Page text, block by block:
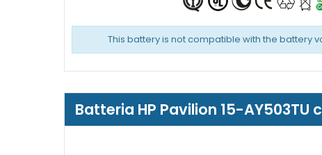
This battery is not compatible with the battery
Batteria HP Pavilion 15-